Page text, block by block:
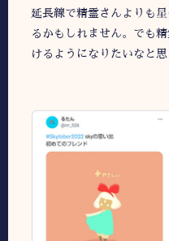
延長線で精霊さんよりも
るかもしれません。でも
けるようになりたいなと思